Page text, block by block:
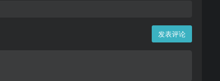
发表评论